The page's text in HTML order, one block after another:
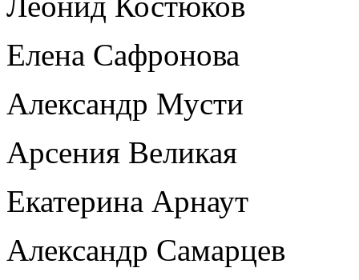
Елена Сафронова
Александр Мусти
Арсения Великая
Екатерина Арнаут
Александр Самарцев